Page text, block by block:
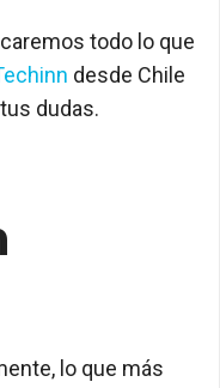
todo lo que
desde Chile
dudas.
lo que más